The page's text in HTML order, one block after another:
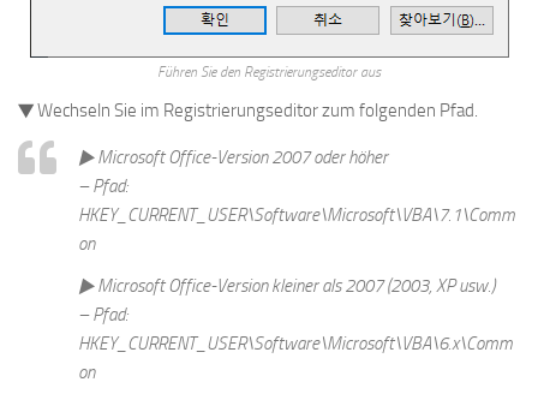
Führen Sie den Registrierungseditor aus
▼ Wechseln Sie im Registrierungseditor zum folgenden Pfad.
▶ Microsoft Office-Version 2007 oder höher
– Pfad:
HKEY_CURRENT_USER\Software\Microsoft\VBA\7.1\Comm
on
▶ Microsoft Office-Version kleiner als 2007 (2003, XP usw.)
– Pfad:
HKEY_CURRENT_USER\Software\Microsoft\VBA\6.x\Comm
on